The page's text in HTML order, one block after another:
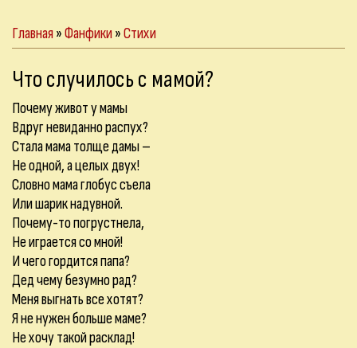
Главная»Фанфики»Стихи
Что случилось с мамой?
Почему живот у мамы
Вдруг невиданно распух?
Стала мама толще дамы –
Не одной, а целых двух!
Словно мама глобус съела
Или шарик надувной.
Почему-то погрустнела,
Не играется со мной!
И чего гордится папа?
Дед чему безумно рад?
Меня выгнать все хотят?
Я не нужен больше маме?
Не хочу такой расклад!